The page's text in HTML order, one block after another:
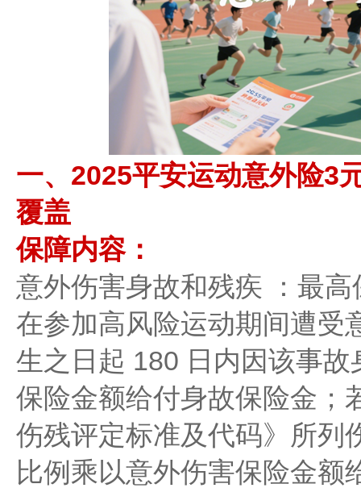
一、2025平安运动意外险3
覆盖
保障内容：
意外伤害身故和残疾 ：最
在参加高风险运动期间遭受
生之日起 180 日内因该事
保险金额给付身故保险金；
伤残评定标准及代码》所列
比例乘以意外伤害保险金额